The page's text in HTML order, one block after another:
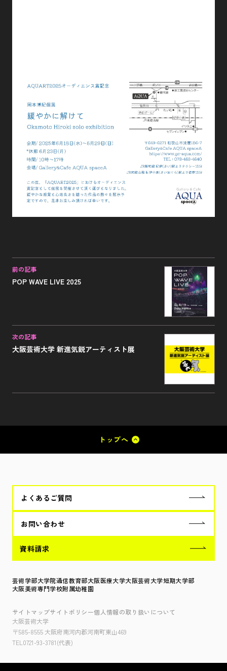
前の記事
POP WAVE LIVE 2025
次の記事
大阪芸術大学 新進気鋭アーティスト展
トップへ
よくあるご質問
お問い合わせ
資料請求
芸術学部大学院通信教育部大阪医療大学大阪芸術大学短期大学部
大阪美術専門学校附属幼稚園
サイトマップサイトポリシー個人情報の取り扱いについて
大阪芸術大学
〒585-8555 大阪府南河内郡河南町東山469
TEL0721-93-3781(代表)